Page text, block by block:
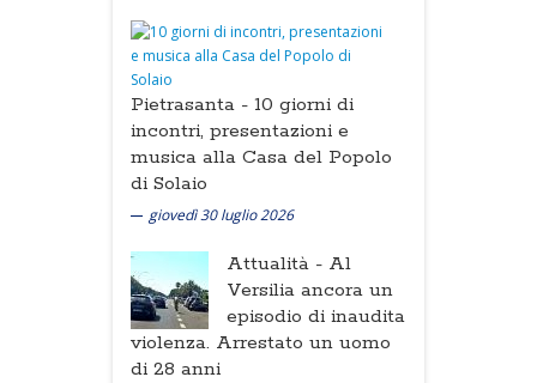
Pietrasanta - 10 giorni di
incontri, presentazioni e
musica alla Casa del Popolo
di Solaio
giovedì 30 luglio 2026
Attualità - Al
Versilia ancora un
episodio di inaudita
violenza. Arrestato un uomo
di 28 anni